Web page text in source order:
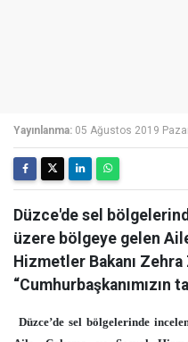
Yayınlanma: 05 Ağustos 2019
Düzce'de sel
üzere bölgeye gelen
Hizmetler Bakanı
“Cumhurbaşkanımızın
Düzce’de sel bölgelerinde